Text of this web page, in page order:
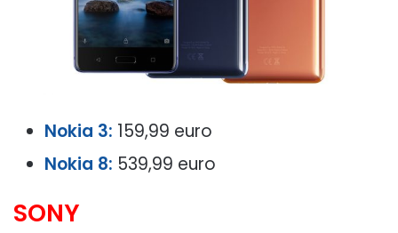
Nokia 3: 159,99 euro
Nokia 8: 539,99 euro
SONY